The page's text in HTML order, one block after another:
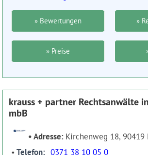
» Bewertungen »
» Preise
krauss + partner Rechtsanwälte
mbB
Adresse: Kirchenweg 18, 90419
Telefon
0371 38 10 05 0